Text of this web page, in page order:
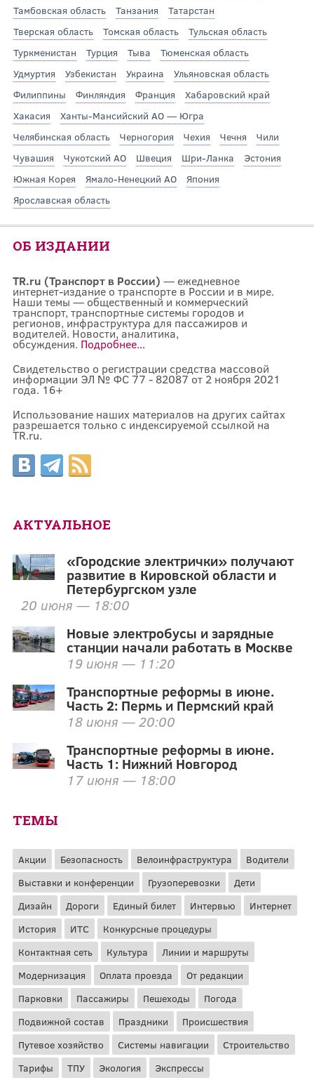
Тамбовская область
Танзания
Татарстан
Тверская область
Томская область
Тульская область
Туркменистан
Турция Тыва
Тюменская область
Удмуртия
Узбекистан Украина
Ульяновская область
Филиппины
Финляндия Франция
Хабаровский край
Хакасия
Ханты-Мансийский АО — Югра
Челябинская область
Черногория Чехия Чечня
Чили
Чувашия
Чукотский АО Швеция Шри-Ланка
Эстония
Южная Корея
Ямало-Ненецкий АО
Япония
Ярославская область
ОБ ИЗДАНИИ
TR.ru (Транспорт в России) — ежедневное
интернет-издание о транспорте в России и в мире.
Наши темы — общественный и коммерческий
транспорт, транспортные системы городов и
регионов, инфраструктура для пассажиров и
водителей. Новости, аналитика,
обсуждения. Подробнее...
Свидетельство о регистрации средства массовой
информации ЭЛ № ФС 77 - 82087 от 2 ноября 2021
года. 16+
Использование наших материалов на других сайтах
разрешается только с индексируемой ссылкой на
TR.ru.
АКТУАЛЬНОЕ
«Городские электрички» получают
развитие в Кировской области и
Петербургском узле
20 июня — 18:00
Новые электробусы и зарядные
станции начали работать в Москве
19 июня — 11:20
Транспортные реформы в июне.
Часть 2: Пермь и Пермский край
18 июня — 20:00
Транспортные реформы в июне.
Часть 1: Нижний Новгород
17 июня — 18:00
ТЕМЫ
Акции Безопасность Велоинфраструктура
Водители
Выставки и конференции
Грузоперевозки
Дети
Дизайн
Дороги Единый билет Интервью
Интернет
История
ИТС
Конкурсные процедуры
Контактная сеть
Культура
Линии и маршруты
Модернизация
Оплата проезда
От редакции
Парковки
Пассажиры Пешеходы
Погода
Подвижной состав
Праздники
Происшествия
Путевое хозяйство
Системы навигации
Строительство
Тарифы
ТПУ Экология Экспрессы